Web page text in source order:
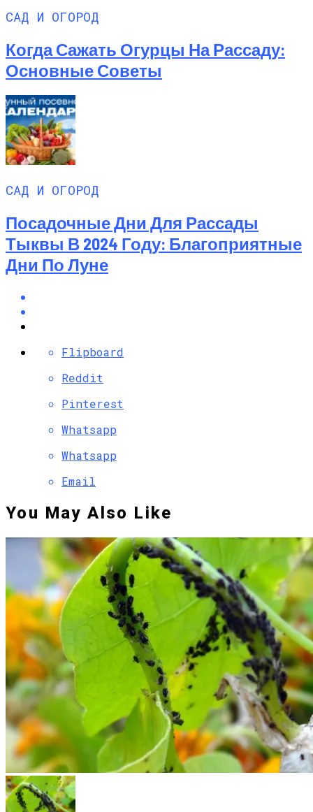
САД И ОГОРОД
Когда Сажать Огурцы На Рассаду:
Основные Советы
САД И ОГОРОД
Посадочные Дни Для Рассады
Тыквы В 2024 Году: Благоприятные
Дни По Луне
Flipboard
Reddit
Pinterest
Whatsapp
Whatsapp
Email
You May Also Like